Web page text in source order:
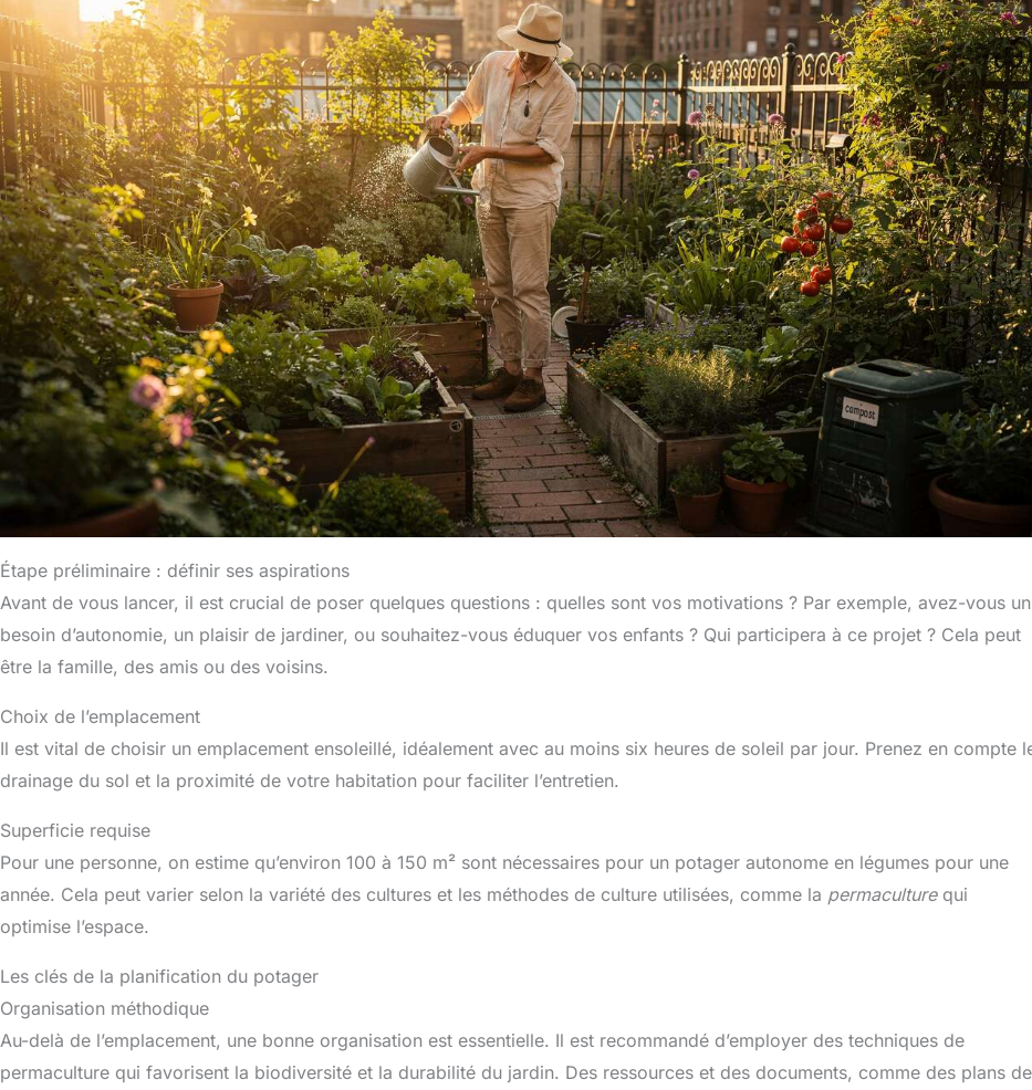
Étape préliminaire : définir ses aspirations
Avant de vous lancer, il est crucial de poser quelques questions : quelles sont vos motivations ? Par exemple, avez-vous un
besoin d’autonomie, un plaisir de jardiner, ou souhaitez-vous éduquer vos enfants ? Qui participera à ce projet ? Cela peut
être la famille, des amis ou des voisins.
Choix de l’emplacement
Il est vital de choisir un emplacement ensoleillé, idéalement avec au moins six heures de soleil par jour. Prenez en compte
drainage du sol et la proximité de votre habitation pour faciliter l’entretien.
Superficie requise
Pour une personne, on estime qu’environ 100 à 150 m² sont nécessaires pour un potager autonome en légumes pour une
année. Cela peut varier selon la variété des cultures et les méthodes de culture utilisées, comme la permaculturequi
optimise l’espace.
Les clés de la planification du potager
Organisation méthodique
Au-delà de l’emplacement, une bonne organisation est essentielle. Il est recommandé d’employer des techniques de
permaculture qui favorisent la biodiversité et la durabilité du jardin. Des ressources et des documents, comme des plans de